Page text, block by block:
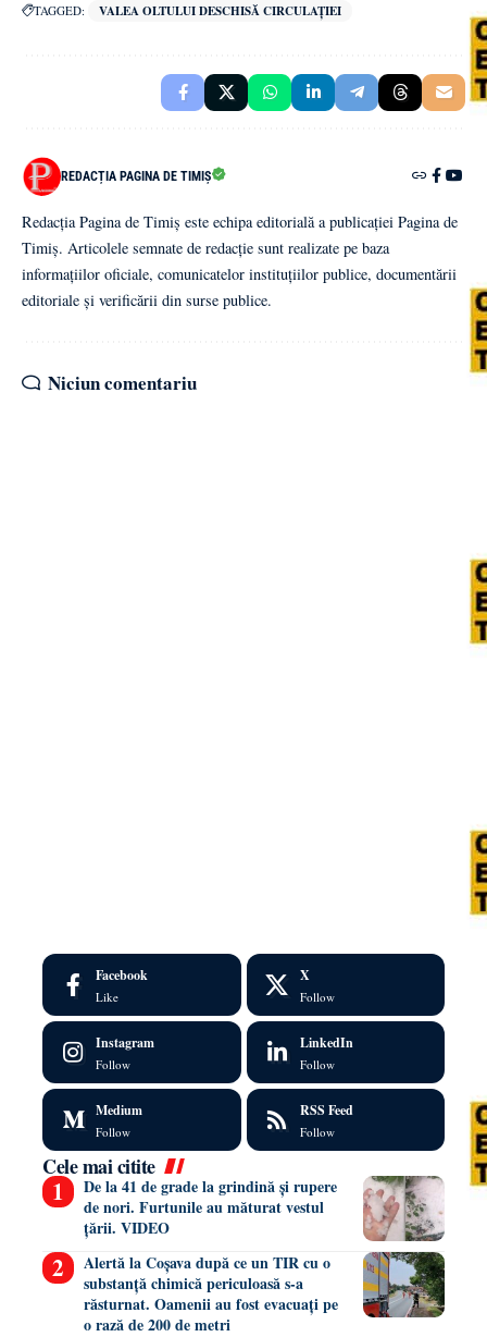
TAGGED: VALEA OLTULUI DESCHISĂ CIRCULAȚIEI
REDACȚIA PAGINA DE TIMIȘ
Redacția Pagina de Timiș este echipa editorială a publicației Pagina de
Timiș. Articolele semnate de redacție sunt realizate pe baza
informațiilor oficiale, comunicatelor instituțiilor publice, documentării
editoriale și verificării din surse publice.
Niciun comentariu
Facebook
Like
X
Follow
Instagram
Follow
LinkedIn
Follow
Medium
Follow
RSS Feed
Follow
Cele mai citite
De la 41 de grade la grindină și rupere
de nori. Furtunile au măturat vestul
țării. VIDEO
Alertă la Coșava după ce un TIR cu o
substanță chimică periculoasă s-a
răsturnat. Oamenii au fost evacuați pe
o rază de 200 de metri